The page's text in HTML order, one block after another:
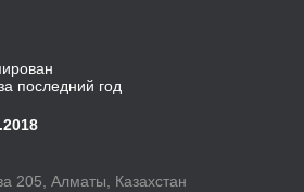
последний год
205, Алматы, Казахстан